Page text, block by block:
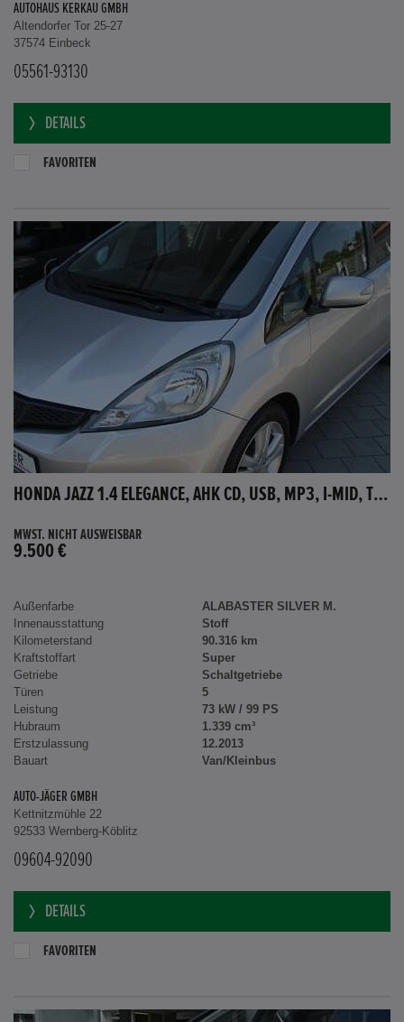
AUTOHAUS KERKAU GMBH
Altendorfer Tor 25-27
37574 Einbeck
05561-93130
DETAILS
FAVORITEN
HONDA JAZZ 1.4 ELEGANCE, AHK CD, USB, MP3, I-MID, TEMPOMAT, AUX-IN
MWST. NICHT AUSWEISBAR
9.500 €
Außenfarbe
ALABASTER SILVER M.
Innenausstattung
Stoff
Kilometerstand
90.316 km
Kraftstoffart
Super
Getriebe
Schaltgetriebe
Türen
5
Leistung
73 kW / 99 PS
Hubraum
1.339 cm³
Erstzulassung
12.2013
Bauart
Van/Kleinbus
AUTO-JÄGER GMBH
Kettnitzmühle 22
92533 Wernberg-Köblitz
09604-92090
DETAILS
FAVORITEN